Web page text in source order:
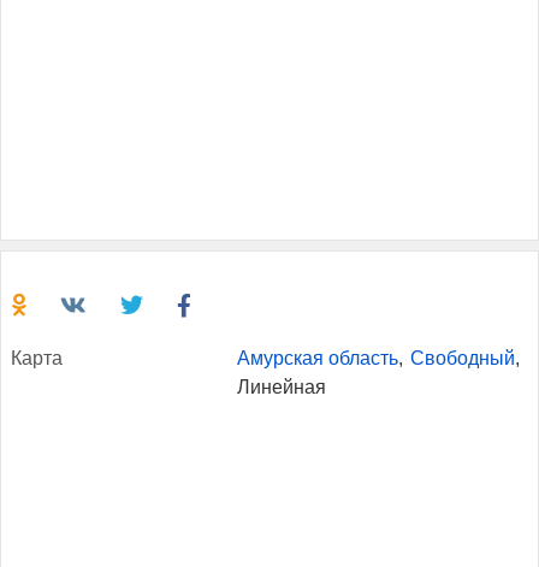
Кар­та Амурская область, Свободный,
Линейная